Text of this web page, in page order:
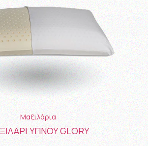
Μαξιλάρια
ΥΠΝΟΥ GLORY